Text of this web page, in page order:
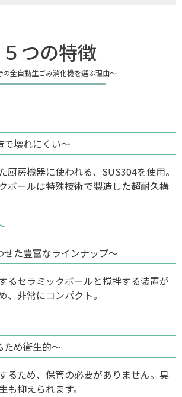
５つの特徴
の全自動生ごみ消化機を選ぶ理由〜
で壊れにくい〜
厨房機器に使われる、SUS304を使用。
ボールは特殊技術で製造した超耐久構
せた豊富なラインナップ〜
るセラミックボールと撹拌する装置が
、非常にコンパクト。
ため衛生的〜
るため、保管の必要がありません。臭
も抑えられます。